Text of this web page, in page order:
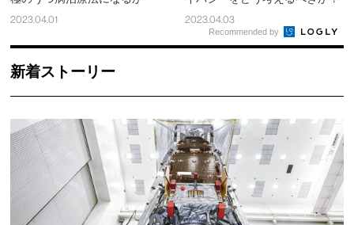
2023.04.01 2023.04.03
Recommended by
新着ストーリー